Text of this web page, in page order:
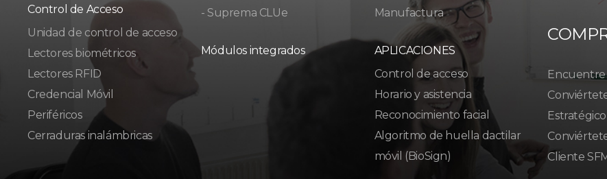
Control de Acceso
Unidad de control de acceso
Lectores biométricos
Lectores RFID
Credencial Móvil
Periféricos
Cerraduras inalámbricas
- Suprema CLUe
Módulos integrados
Manufactura
APLICACIONES
Control de acceso
Horario y asistencia
Reconocimiento facial
Algoritmo de huella dactilar
móvil (BioSign)
Estratégico
Cliente